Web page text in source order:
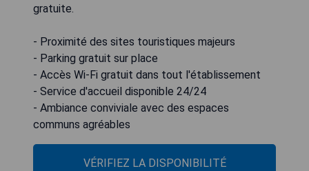
gratuite.
- Proximité des sites touristiques majeurs
- Parking gratuit sur place
- Accès Wi-Fi gratuit dans tout l'établissement
- Service d'accueil disponible 24/24
- Ambiance conviviale avec des espaces
communs agréables
VÉRIFIEZ LA DISPONIBILITÉ